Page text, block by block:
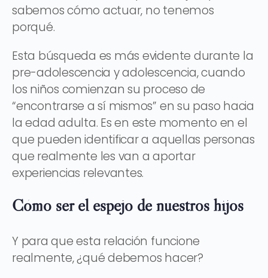
sabemos cómo actuar, no tenemos
porqué.
Esta búsqueda es más evidente durante la
pre-adolescencia y adolescencia, cuando
los niños comienzan su proceso de
“encontrarse a sí mismos” en su paso hacia
la edad adulta. Es en este momento en el
que pueden identificar a aquellas personas
que realmente les van a aportar
experiencias relevantes.
Cómo ser el espejo de nuestros hijos
Y para que esta relación funcione
realmente, ¿qué debemos hacer?